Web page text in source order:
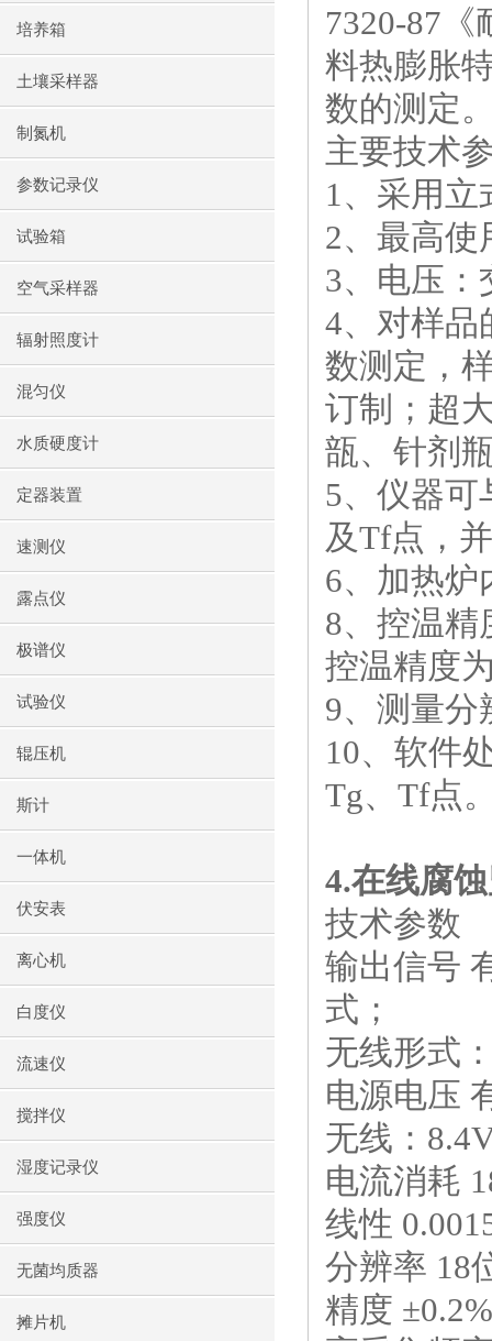
培养箱
土壤采样器
制氮机
参数记录仪
试验箱
空气采样器
辐射照度计
混匀仪
水质硬度计
定器装置
速测仪
露点仪
极谱仪
试验仪
辊压机
斯计
一体机
伏安表
离心机
白度仪
流速仪
搅拌仪
湿度记录仪
强度仪
无菌均质器
摊片机
7320-87
料热膨胀
数的测定
主要技术
1、采用立
2、最高使
3、电压：
4、对样品
数测定，
订制；超
瓿、针剂
5、仪器可
及Tf点，
6、加热炉
8、控温精
控温精度
9、测量分
10、软件
Tg、 Tf点
4.在线腐
技术参数
输出信号
式；
无线形式
电源电压
无线：
电流消耗
线性
分辨率 18
精度 ±